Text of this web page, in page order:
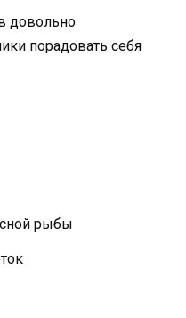
довольно
порадовать себя
рыбы